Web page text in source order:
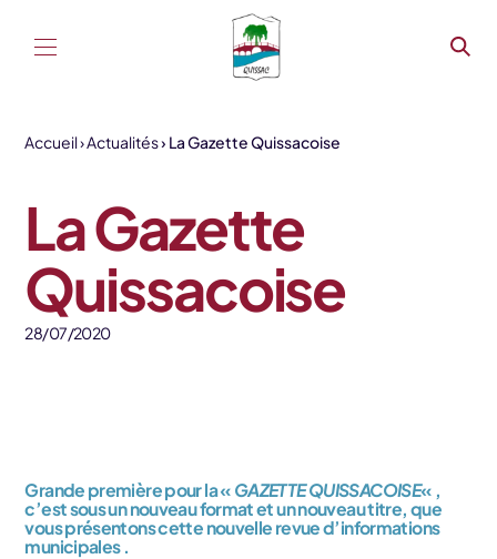
Accueil Actualités La Gazette Quissacoise
La Gazette
Quissacoise
28/07/2020
Grande première pour la « GAZETTE QUISSACOISE« ,
c’est sous un nouveau format et un nouveau titre, que
vous présentons cette nouvelle revue d’informations
municipales .